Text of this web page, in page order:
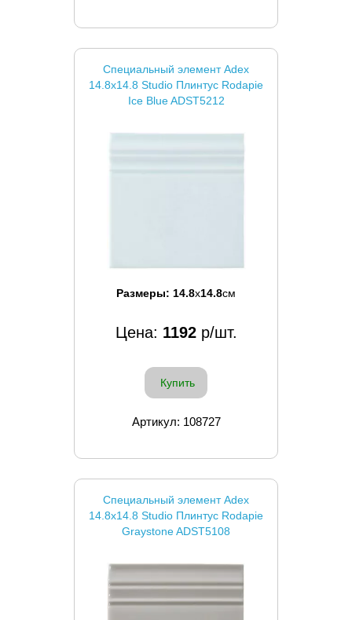
Специальный элемент Adex
14.8x14.8 Studio Плинтус Rodapie
Ice Blue ADST5212
Размеры: 14.8x14.8см
Цена: 1192р/шт.
Купить
Артикул: 108727
Специальный элемент Adex
14.8x14.8 Studio Плинтус Rodapie
Graystone ADST5108